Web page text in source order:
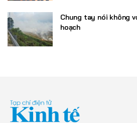
Chung tay nói không
hoạch